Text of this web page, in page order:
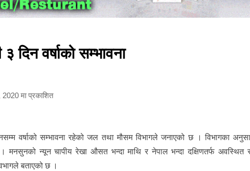
वर्षाको सम्भावना
2020 मा प्रकाशित
वर्षाको सम्भावना रहेको जल तथा मौसम विभागले जनाएको छ । विभागका
मनसुनको न्यून चापीय रेखा औसत भन्दा माथि र नेपाल भन्दा दक्षिणतर्फ अवस्थित
बताएको छ ।